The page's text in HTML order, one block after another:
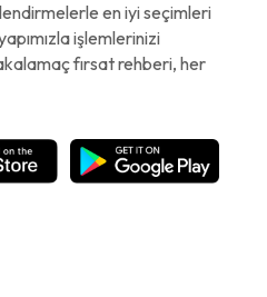
en iyi seçimleri
işlemlerinizi
fırsat rehberi, her